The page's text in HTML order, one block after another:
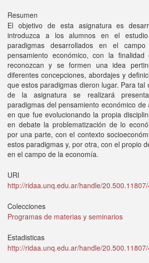
Resumen
El objetivo de esta asignatura es
introduzca a los alumnos en el
paradigmas desarrollados en el
pensamiento económico, con la
reconozcan y se formen una idea
diferentes concepciones, abordajes y
que estos paradigmas dieron lugar. Para tal
de la asignatura se realizará
paradigmas del pensamiento económico
en que fue evolucionando la propia
en debate la problematización de lo
por una parte, con el contexto
estos paradigmas y, por otra, con el propio
en el campo de la economía.
URI
http://ridaa.unq.edu.ar/handle/
Colecciones
Programas de materias y seminarios
Estadisticas
http://ridaa.unq.edu.ar/handle/